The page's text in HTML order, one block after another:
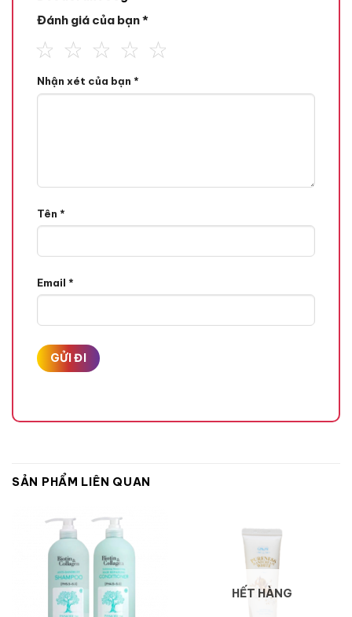
Đánh giá của bạn*
Nhận xét của bạn *
Tên *
Email *
SẢN PHẨM LIÊN QUAN
HẾT HÀNG